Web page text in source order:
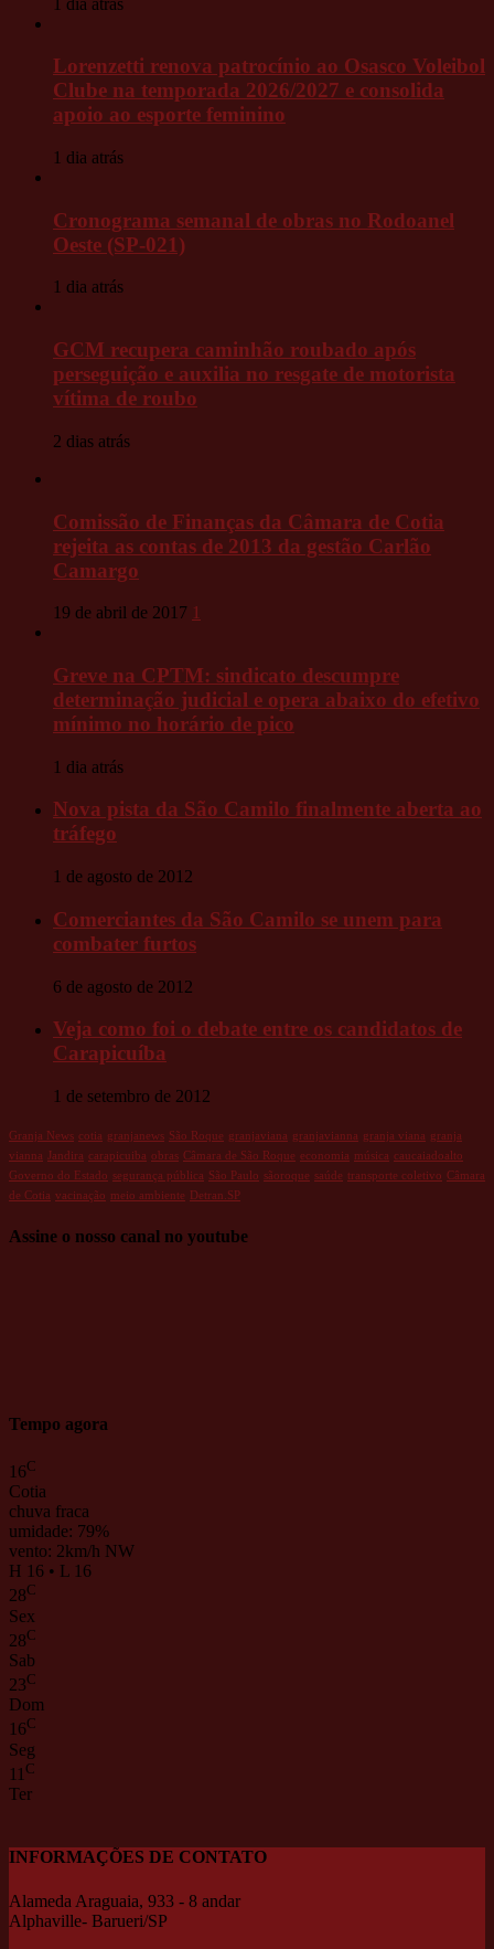
Lorenzetti renova patrocínio ao Osasco Voleibol
Clube na temporada 2026/2027 e consolida
apoio ao esporte feminino
1 dia atrás
Cronograma semanal de obras no Rodoanel
Oeste (SP-021)
1 dia atrás
GCM recupera caminhão roubado após
perseguição e auxilia no resgate de motorista
vítima de roubo
2 dias atrás
Comissão de Finanças da Câmara de Cotia
rejeita as contas de 2013 da gestão Carlão
Camargo
19 de abril de 2017 1
Greve na CPTM: sindicato descumpre
determinação judicial e opera abaixo do efetivo
mínimo no horário de pico
1 dia atrás
Nova pista da São Camilo finalmente aberta ao
tráfego
1 de agosto de 2012
Comerciantes da São Camilo se unem para
combater furtos
6 de agosto de 2012
Veja como foi o debate entre os candidatos de
Carapicuíba
1 de setembro de 2012
Granja News cotia granjanews São Roque granjaviana granjavianna granja viana granja
vianna
Jandira carapicuiba obras Câmara de São Roque economia música caucaiadoalto
Governo do Estado segurança pública São Paulo sãoroque saúde transporte coletivo Câmara
de Cotia vacinação meio ambiente Detran.SP
Assine o nosso canal no youtube
Tempo agora
16C
Cotia
chuva fraca
umidade: 79%
vento: 2km/h NW
H 16 • L 16
28C
Sex
28C
Sab
23C
Dom
16C
Seg
11 C
Ter
INFORMAÇÕES DE CONTATO
Alameda Araguaia, 933 - 8 andar
Alphaville- Barueri/SP